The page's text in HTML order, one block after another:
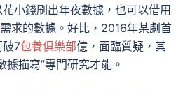
小錢刷出年夜數據，也可以借用
求的數據。好比，2016年某劇首
破7包養俱樂部億，面臨質疑，其
據描寫”專門研究才能。